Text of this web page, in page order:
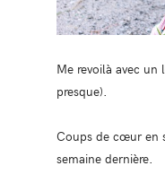
Me revoilà avec
presque).
Coups de cœur en
semaine dernière.